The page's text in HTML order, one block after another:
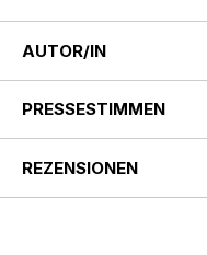
AUTOR/IN
PRESSESTIMMEN
REZENSIONEN